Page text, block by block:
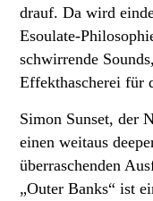
drauf. Da wird
Esoulate-
schwirrende
Effekthascherei für
Simon Sunset, der
einen weitaus
überraschenden
„Outer Banks“ ist